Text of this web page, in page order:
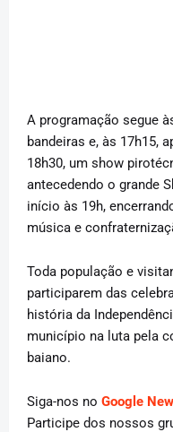
A programação segue
bandeiras e, às 17h15,
18h30, um show
antecedendo o grande
início às 19h,
música e
Toda população e
participarem das
história da
município na luta pela
baiano.
Siga-nos no Google
Participe dos nossos